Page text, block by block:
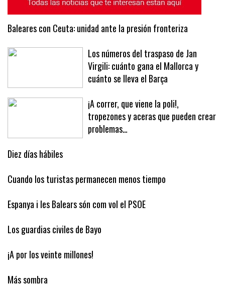
Baleares con Ceuta: unidad ante la presión fronteriza
Los números del traspaso de Jan
Virgili: cuánto gana el Mallorca y
cuánto se lleva el Barça
¡A correr, que viene la poli!,
tropezones y aceras que pueden crear
Diez días hábiles
Cuando los turistas permanecen menos tiempo
Espanya i les Balears són com vol el PSOE
Los guardias civiles de Bayo
¡A por los veinte millones!